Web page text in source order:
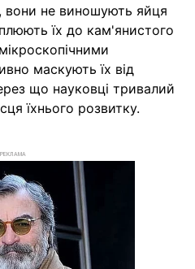
вони не виношують яйця
їх до кам'янистого
маскують їх від
що науковці тривалий
їхнього розвитку.
РЕКЛАМА